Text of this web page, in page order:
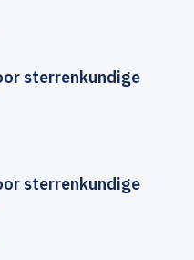
sterrenkundige
sterrenkundige